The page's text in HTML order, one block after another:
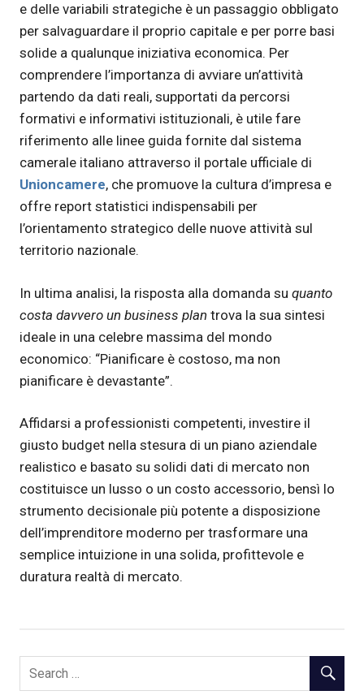
e delle variabili strategiche è un passaggio obbligato
per salvaguardare il proprio capitale e per porre basi
solide a qualunque iniziativa economica. Per
comprendere l’importanza di avviare un’attività
partendo da dati reali, supportati da percorsi
formativi e informativi istituzionali, è utile fare
riferimento alle linee guida fornite dal sistema
camerale italiano attraverso il portale ufficiale di
Unioncamere, che promuove la cultura d’impresa e
offre report statistici indispensabili per
l’orientamento strategico delle nuove attività sul
territorio nazionale.
In ultima analisi, la risposta alla domanda su quanto
costa davvero un business plan trova la sua sintesi
ideale in una celebre massima del mondo
economico: “Pianificare è costoso, ma non
pianificare è devastante”.
Affidarsi a professionisti competenti, investire il
giusto budget nella stesura di un piano aziendale
realistico e basato su solidi dati di mercato non
costituisce un lusso o un costo accessorio, bensì lo
strumento decisionale più potente a disposizione
dell’imprenditore moderno per trasformare una
semplice intuizione in una solida, profittevole e
duratura realtà di mercato.